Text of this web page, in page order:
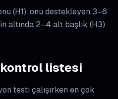
(H1), onu destekleyen 3–6
altında 2–4 alt başlık (H3)
listesi
testi çalışırken en çok